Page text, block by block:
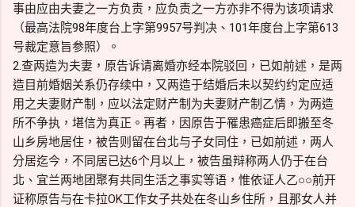
事由应由夫妻之一方负责，应负责之一方亦非不得为该项请求
（最高法院98年度台上字第9957号判决、101年度台上字第613
号裁定意旨参照）。
2.查两造为夫妻，原告诉请离婚亦经本院驳回，已如前述，是两
造目前婚姻关系仍存续中，又两造于结婚后未以契约约定应适
用之夫妻财产制，应以法定财产制为夫妻财产制乙情，为两造
所不争执，堪信为真正。再者，因原告于罹患癌症后即搬至冬
山乡房地居住，被告则留在台北与子女同住，已如前述，两人
分居迄今，不同居已达6个月以上，被告虽辩称两人仍于在台
北、宜兰两地团聚有共同生活之事实等语，惟依证人乙○○前开
证称原告与在卡拉OK工作女子共处在冬山乡住所，且那女人并